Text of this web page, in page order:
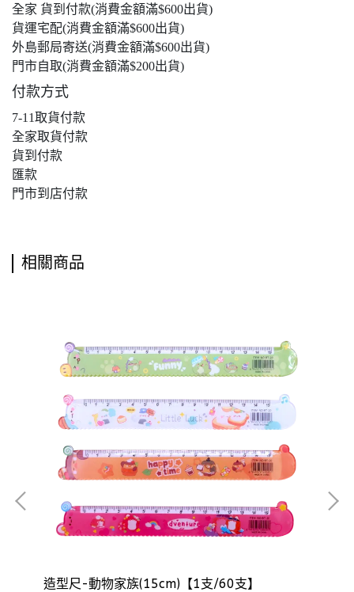
全家 貨到付款(消費金額滿$600出貨)
貨運宅配(消費金額滿$600出貨)
外島郵局寄送(消費金額滿$600出貨)
門市自取(消費金額滿$200出貨)
付款方式
7-11取貨付款
全家取貨付款
貨到付款
匯款
門市到店付款
相關商品
造型尺-動物家族(15cm)【1支/60支】